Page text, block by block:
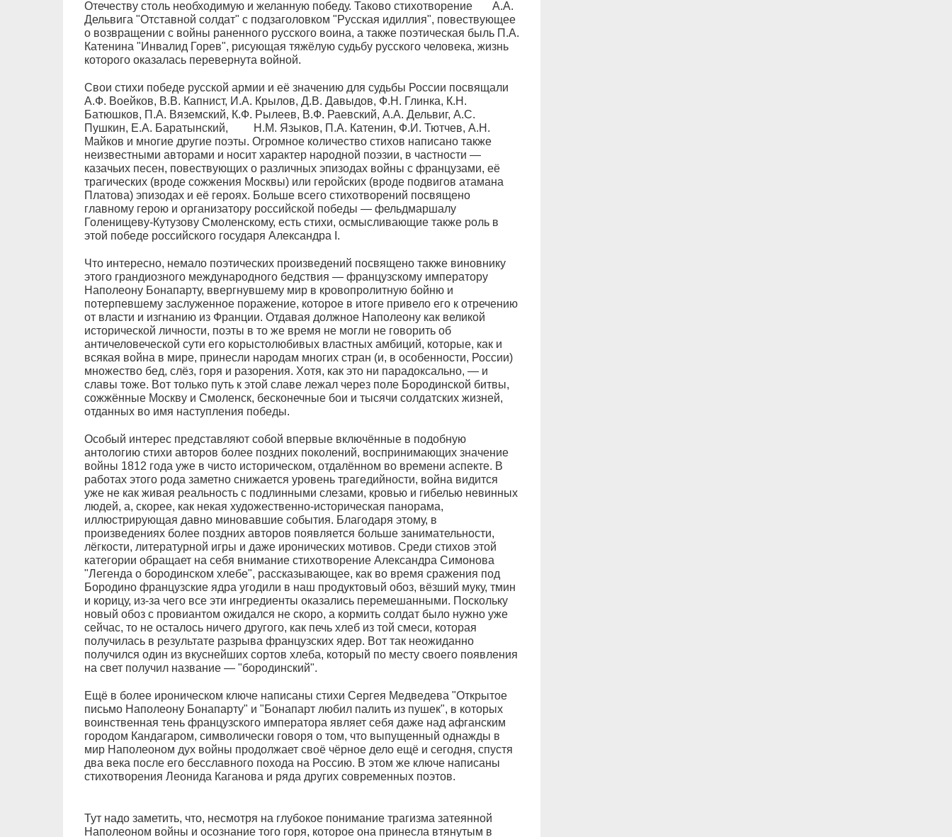
Отечеству столь необходимую и желанную победу. Таково стихотворение А.А.
Дельвига "Отставной солдат" с подзаголовком "Русская идиллия", повествующее
о возвращении с войны раненного русского воина, а также поэтическая быль П.А.
Катенина "Инвалид Горев", рисующая тяжёлую судьбу русского человека, жизнь
которого оказалась перевернута войной.
Свои стихи победе русской армии и её значению для судьбы России посвящали
А.Ф. Воейков, В.В. Капнист, И.А. Крылов, Д.В. Давыдов, Ф.Н. Глинка, К.Н.
Батюшков, П.А. Вяземский, К.Ф. Рылеев, В.Ф. Раевский, А.А. Дельвиг, А.С.
Пушкин, Е.А. Баратынский, Н.М. Языков, П.А. Катенин, Ф.И. Тютчев, А.Н.
Майков и многие другие поэты. Огромное количество стихов написано также
неизвестными авторами и носит характер народной поэзии, в частности —
казачьих песен, повествующих о различных эпизодах войны с французами, её
трагических (вроде сожжения Москвы) или геройских (вроде подвигов атамана
Платова) эпизодах и её героях. Больше всего стихотворений посвящено
главному герою и организатору российской победы — фельдмаршалу
Голенищеву-Кутузову Смоленскому, есть стихи, осмысливающие также роль в
этой победе российского государя Александра I.
Что интересно, немало поэтических произведений посвящено также виновнику
этого грандиозного международного бедствия — французскому императору
Наполеону Бонапарту, ввергнувшему мир в кровопролитную бойню и
потерпевшему заслуженное поражение, которое в итоге привело его к отречению
от власти и изгнанию из Франции. Отдавая должное Наполеону как великой
исторической личности, поэты в то же время не могли не говорить об
античеловеческой сути его корыстолюбивых властных амбиций, которые, как и
всякая война в мире, принесли народам многих стран (и, в особенности, России)
множество бед, слёз, горя и разорения. Хотя, как это ни парадоксально, — и
славы тоже. Вот только путь к этой славе лежал через поле Бородинской битвы,
сожжённые Москву и Смоленск, бесконечные бои и тысячи солдатских жизней,
отданных во имя наступления победы.
Особый интерес представляют собой впервые включённые в подобную
антологию стихи авторов более поздних поколений, воспринимающих значение
войны 1812 года уже в чисто историческом, отдалённом во времени аспекте. В
работах этого рода заметно снижается уровень трагедийности, война видится
уже не как живая реальность с подлинными слезами, кровью и гибелью невинных
людей, а, скорее, как некая художественно-историческая панорама,
иллюстрирующая давно миновавшие события. Благодаря этому, в
произведениях более поздних авторов появляется больше занимательности,
лёгкости, литературной игры и даже иронических мотивов. Среди стихов этой
категории обращает на себя внимание стихотворение Александра Симонова
"Легенда о бородинском хлебе", рассказывающее, как во время сражения под
Бородино французские ядра угодили в наш продуктовый обоз, вёзший муку, тмин
и корицу, из-за чего все эти ингредиенты оказались перемешанными. Поскольку
новый обоз с провиантом ожидался не скоро, а кормить солдат было нужно уже
сейчас, то не осталось ничего другого, как печь хлеб из той смеси, которая
получилась в результате разрыва французских ядер. Вот так неожиданно
получился один из вкуснейших сортов хлеба, который по месту своего появления
на свет получил название — "бородинский".
Ещё в более ироническом ключе написаны стихи Сергея Медведева "Открытое
письмо Наполеону Бонапарту" и "Бонапарт любил палить из пушек", в которых
воинственная тень французского императора являет себя даже над афганским
городом Кандагаром, символически говоря о том, что выпущенный однажды в
мир Наполеоном дух войны продолжает своё чёрное дело ещё и сегодня, спустя
два века после его бесславного похода на Россию. В этом же ключе написаны
стихотворения Леонида Каганова и ряда других современных поэтов.
Тут надо заметить, что, несмотря на глубокое понимание трагизма затеянной
Наполеоном войны и осознание того горя, которое она принесла втянутым в